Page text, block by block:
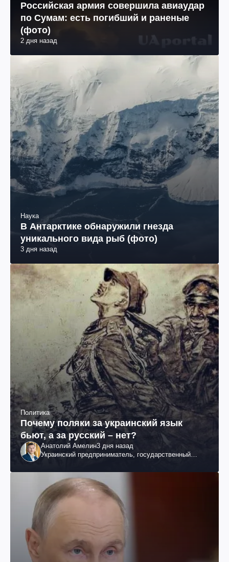
Российская армия совершила авиаудар
по Сумам: есть погибший и раненые
(фото)
2 дня назад
Наука
В Антарктике обнаружили гнезда
уникального вида рыб (фото)
3 дня назад
Политика
Почему поляки за украинский язык
бьют, а за русский – нет?
Анатолий Амелин3 дня назад
Украинский предприниматель, государственный